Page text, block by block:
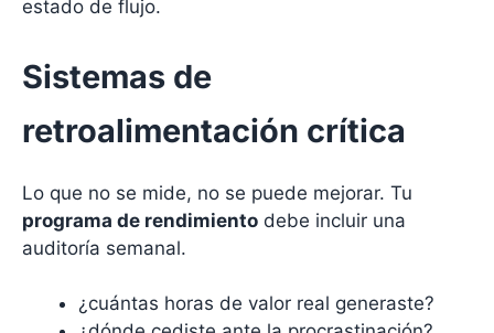
estado de flujo.
Sistemas de
retroalimentación crítica
Lo que no se mide, no se puede mejorar. Tu
programa de rendimiento debe incluir una
auditoría semanal.
¿cuántas horas de valor real generaste?